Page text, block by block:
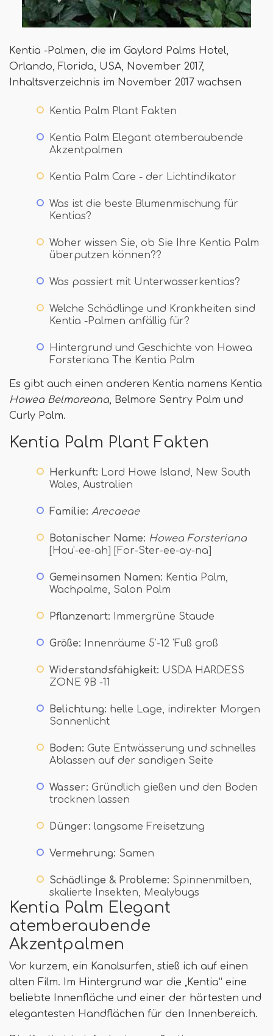
Kentia -Palmen, die im Gaylord Palms Hotel,
Orlando, Florida, USA, November 2017,
Inhaltsverzeichnis im November 2017 wachsen
Kentia Palm Plant Fakten
Kentia Palm Elegant atemberaubende
Akzentpalmen
Kentia Palm Care - der Lichtindikator
Was ist die beste Blumenmischung für
Kentias?
Woher wissen Sie, ob Sie Ihre Kentia Palm
überputzen können??
Was passiert mit Unterwasserkentias?
Welche Schädlinge und Krankheiten sind
Kentia -Palmen anfällig für?
Hintergrund und Geschichte von Howea
Forsteriana The Kentia Palm
Es gibt auch einen anderen Kentia namens Kentia
Howea Belmoreana, Belmore Sentry Palm und
Curly Palm.
Kentia Palm Plant Fakten
Herkunft: Lord Howe Island, New South
Wales, Australien
Familie: Arecaeae
Botanischer Name: Howea Forsteriana
[Hou'-ee-ah] [For-Ster-ee-ay-na]
Gemeinsamen Namen: Kentia Palm,
Wachpalme, Salon Palm
Pflanzenart: Immergrüne Staude
Größe: Innenräume 5'-12 'Fuß groß
Widerstandsfähigkeit: USDA HARDESS
ZONE 9B -11
Belichtung: helle Lage, indirekter Morgen
Sonnenlicht
Boden: Gute Entwässerung und schnelles
Ablassen auf der sandigen Seite
Wasser: Gründlich gießen und den Boden
trocknen lassen
Dünger: langsame Freisetzung
Vermehrung: Samen
Schädlinge & Probleme: Spinnenmilben,
skalierte Insekten, Mealybugs
Kentia Palm Elegant
atemberaubende
Akzentpalmen
Vor kurzem, ein Kanalsurfen, stieß ich auf einen
alten Film. Im Hintergrund war die „Kentia“ eine
beliebte Innenfläche und einer der härtesten und
elegantesten Handflächen für den Innenbereich.